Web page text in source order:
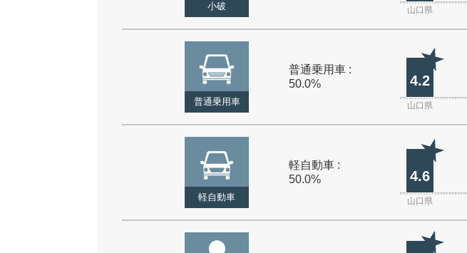
小破 山口県
普通乗用車
普通乗用車 :
50.0%
4.2
山口県
軽自動車
軽自動車 :
50.0%
4.6
山口県